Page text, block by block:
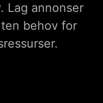
Lag annonser
behov for